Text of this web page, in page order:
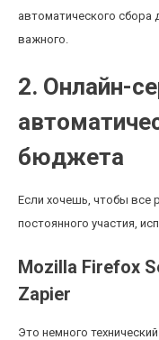
автоматического сбора
важного.
2. Онлайн-
бюджета
Если хочешь, чтобы все
постоянного участия,
Mozilla Firefox
Zapier
Это немного